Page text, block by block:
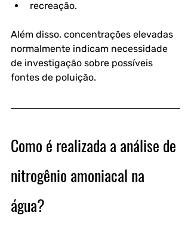
recreação.
Além disso, concentrações elevadas
normalmente indicam necessidade
de investigação sobre possíveis
fontes de poluição.
Como é realizada a análise de
nitrogênio amoniacal na
água?